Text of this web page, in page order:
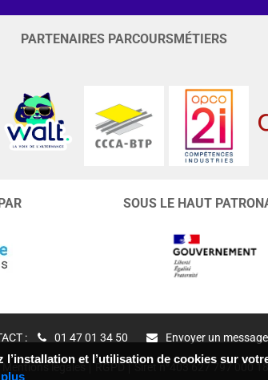
PARTENAIRES PARCOURSMÉTIERS
SOUS LE HAUT
: 01 47 01 34 50 Envoyer un message
Mentions légales RGPD Siret n°403 627 797 000 18
et l’utilisation de cookies sur